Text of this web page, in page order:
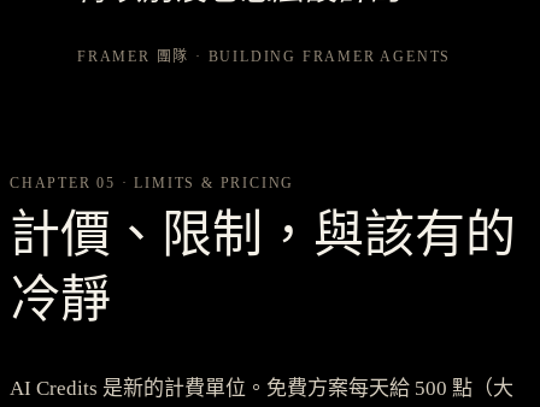
FRAMER 團隊 · BUILDING FRAMER AGENTS
CHAPTER 05 · LIMITS & PRICING
計價、限制，與該有的
冷靜
AI Credits 是新的計費單位。免費方案每天給 500 點（大